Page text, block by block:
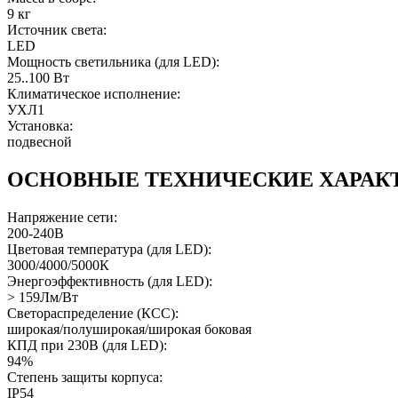
9 кг
Источник света:
LED
Мощность светильника (для LED):
25..100 Вт
Климатическое исполнение:
УХЛ1
Установка:
подвесной
ОСНОВНЫЕ ТЕХНИЧЕСКИЕ
Напряжение сети:
200-240В
Цветовая температура (для LED):
3000/4000/5000К
Энергоэффективность (для LED):
> 159Лм/Вт
Светораспределение (КСС):
широкая/полуширокая/широкая боковая
КПД при 230В (для LED):
94%
Степень защиты корпуса:
IP54